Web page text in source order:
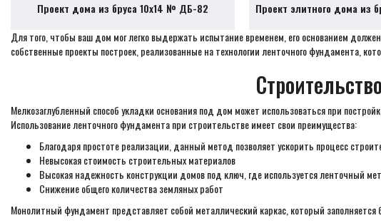
Проект дома из бруса 10х14 № ДБ-82
Проект элитного дома из
Для того, чтобы ваш дом мог легко выдержать испытание временем, его основанием
собственные проекты построек, реализованные на технологии ленточного фундамента,
Мелкозаглубленный способ укладки основания под дом может использоваться при
Использование ленточного фундамента при строительстве имеет свои преимущества:
Благодаря простоте реализации, данный метод позволяет ускорить процесс
Невысокая стоимость строительных материалов
Высокая надежность конструкции домов под ключ, где используется ленточный
Снижение общего количества земляных работ
Монолитный фундамент представляет собой металлический каркас, который